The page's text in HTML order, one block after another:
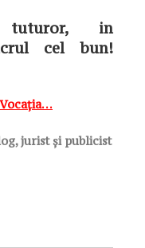
tuturor, in
cel bun!
jurist și publicist